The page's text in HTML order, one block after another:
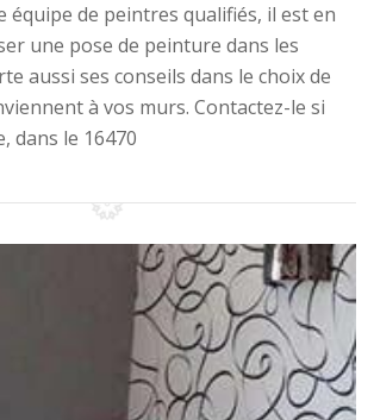
équipe de peintres qualifiés, il est en
une pose de peinture dans les
aussi ses conseils dans le choix de
à vos murs. Contactez-le si
dans le 16470